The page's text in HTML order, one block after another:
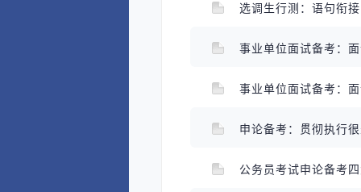
选调生行测：语句衔
事业单位面试备考：
事业单位面试备考：
申论备考：贯彻执行
公务员考试申论备考